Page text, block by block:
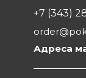
+7 (343)
Адреса